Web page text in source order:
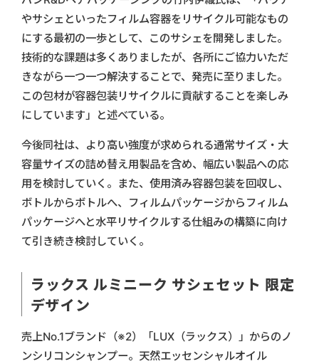
やサシェといったフィルム容器をリサイクル可能なもの
にする最初の一歩として、このサシェを開発しました。
技術的な課題は多くありましたが、各所にご協力いただ
きながら一つ一つ解決することで、発売に至りました。
この包材が容器包装リサイクルに貢献することを楽しみ
にしています」と述べている。
今後同社は、より高い強度が求められる通常サイズ・大
容量サイズの詰め替え用製品を含め、幅広い製品への応
用を検討していく。また、使用済み容器包装を回収し、
ボトルからボトルへ、フィルムパッケージからフィルム
パッケージへと水平リサイクルする仕組みの構築に向け
て引き続き検討していく。
ラックス ルミニーク サシェセット 限定
デザイン
売上No.1ブランド（※2）「LUX（ラックス）」からのノ
ンシリコンシャンプー。天然エッセンシャルオイル